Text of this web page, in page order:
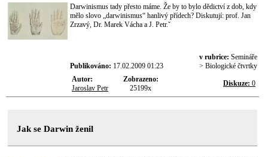
Darwinismus tady přesto máme. Že by to bylo dědictví z dob, kdy
mělo slovo „darwinismus“ hanlivý přídech? Diskutují: prof. Jan
Zrzavý, Dr. Marek Vácha a J. Petr.ˇ
Publikováno: 17.02.2009 01:23
v rubrice: Semináře
> Biologické čtvrtky
Autor:
Jaroslav Petr
Zobrazeno:
25199x
Diskuze: 0
Jak se Darwin ženil